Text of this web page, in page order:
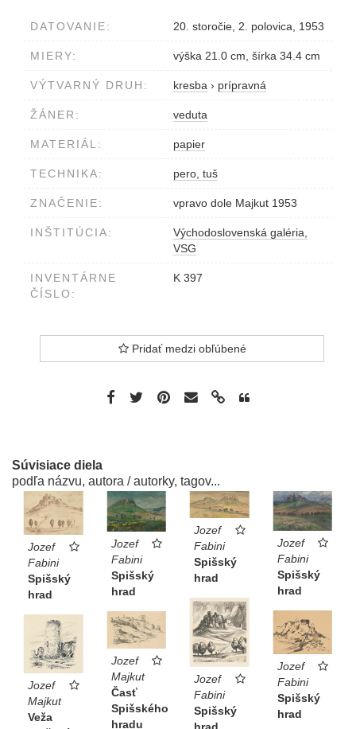
DATOVANIE: 20. storočie, 2. polovica, 1953
MIERY: výška 21.0 cm, šírka 34.4 cm
VÝTVARNÝ DRUH: kresba › prípravná
ŽÁNER: veduta
MATERIÁL: papier
TECHNIKA: pero, tuš
ZNAČENIE: vpravo dole Majkut 1953
INŠTITÚCIA:
Východoslovenská galéria,
VSG
INVENTÁRNE
ČÍSLO:
K 397
Pridať medzi obľúbené
Súvisiace diela
podľa názvu, autora / autorky, tagov...
Jozef
Fabini
Spišský
hrad
Jozef
Fabini
Spišský
hrad
Jozef
Fabini
Spišský
hrad
Jozef
Fabini
Spišský
hrad
Jozef
Fabini
Spišský
Jozef
Fabini
Spišský
hrad
Jozef
Majkut
Časť
Spišského
hradu
Jozef
Majkut
Veža